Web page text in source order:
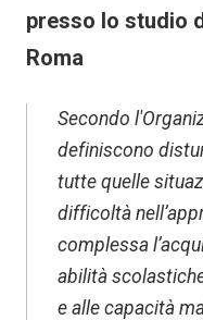
presso lo studio
Roma
Secondo
definiscono
tutte quelle
difficoltà
complessa
abilità
e alle capacità